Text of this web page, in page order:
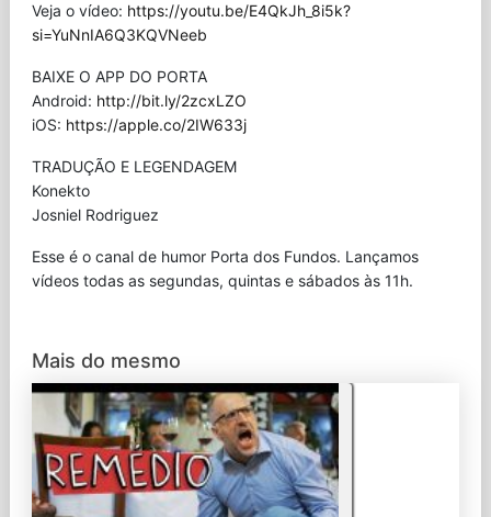
Veja o vídeo: https://youtu.be/E4QkJh_8i5k?
si=YuNnIA6Q3KQVNeeb
BAIXE O APP DO PORTA
Android: http://bit.ly/2zcxLZO
iOS: https://apple.co/2IW633j
TRADUÇÃO E LEGENDAGEM
Konekto
Josniel Rodriguez
Esse é o canal de humor Porta dos Fundos. Lançamos
vídeos todas as segundas, quintas e sábados às 11h.
Mais do mesmo